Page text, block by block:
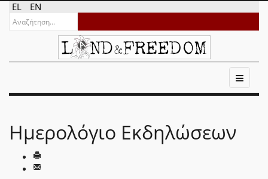
EL EN
Ημερολόγιο Εκδηλώσεων